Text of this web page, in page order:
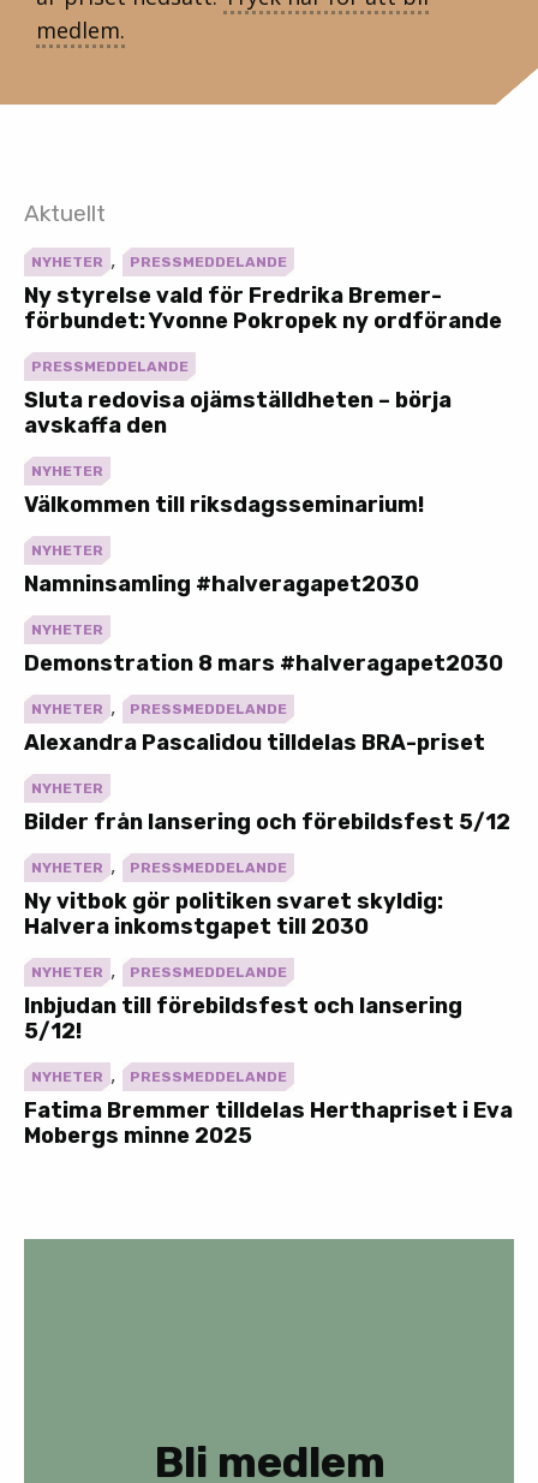
medlem.
Aktuellt
NYHETER , PRESSMEDDELANDE
Ny styrelse vald för Fredrika Bremer-
förbundet: Yvonne Pokropek ny ordförande
PRESSMEDDELANDE
Sluta redovisa ojämställdheten – börja
avskaffa den
NYHETER
Välkommen till riksdagsseminarium!
NYHETER
Namninsamling #halveragapet2030
NYHETER
Demonstration 8 mars #halveragapet2030
NYHETER , PRESSMEDDELANDE
Alexandra Pascalidou tilldelas BRA-priset
NYHETER
Bilder från lansering och förebildsfest 5/12
NYHETER , PRESSMEDDELANDE
Ny vitbok gör politiken svaret skyldig:
Halvera inkomstgapet till 2030
NYHETER , PRESSMEDDELANDE
Inbjudan till förebildsfest och lansering
5/12!
NYHETER , PRESSMEDDELANDE
Fatima Bremmer tilldelas Herthapriset i Eva
Mobergs minne 2025
Bli medlem